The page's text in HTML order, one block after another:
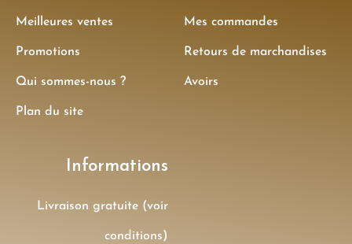
Meilleures ventes
Promotions
Qui sommes-nous ?
Plan du site
Mes commandes
Retours de marchandises
Avoirs
Informations
Livraison gratuite (voir
conditions)